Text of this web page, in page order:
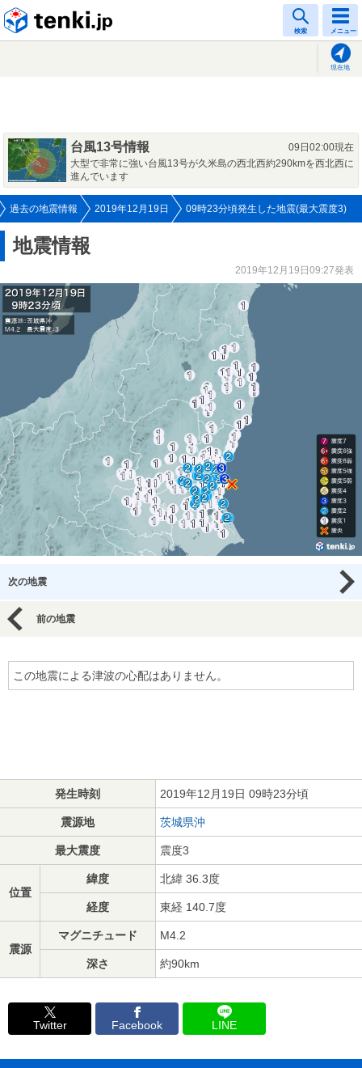
検索 メニュー
現在地
台風13号情報
09日02:00現在
大型で非常に強い台風13号が久米島の西北西約290kmを西北西に
進んでいます
過去の地震情報 2019年12月19日 09時23分頃発生した地震(最大震度3)
地震情報
2019年12月19日09:27発表
次の地震
前の地震
この地震による津波の心配はありません。
発生時刻 2019年12月19日 09時23分頃
震源地 茨城県沖
最大震度 震度3
位置
緯度 北緯 36.3度
経度 東経 140.7度
震源
マグニチュード M4.2
深さ 約90km
Twitter Facebook LINE